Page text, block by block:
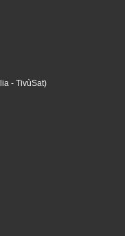
- TivùSat)